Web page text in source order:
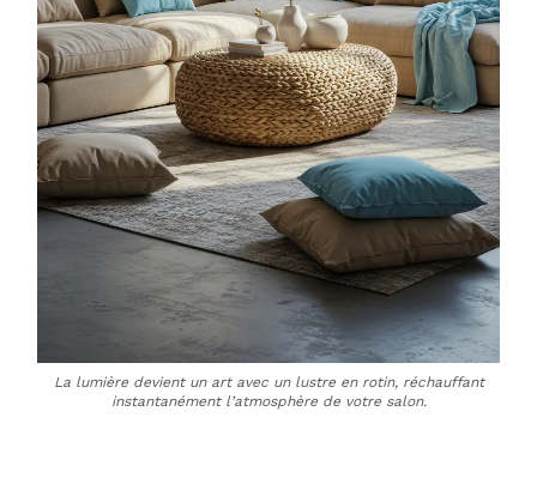
La lumière devient un art avec un lustre en rotin, réchauffant
instantanément l’atmosphère de votre salon.